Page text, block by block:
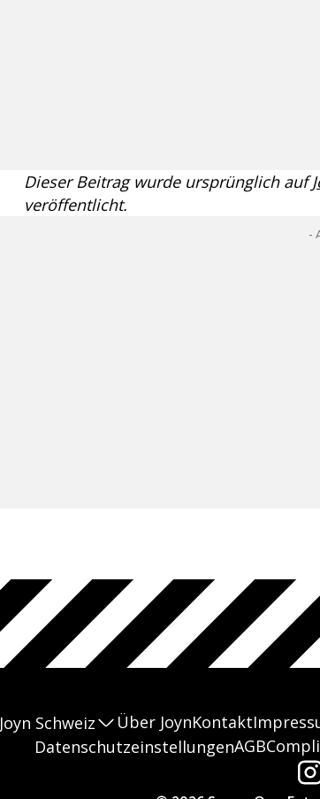
Dieser Beitrag wurde ursprünglich auf
veröffentlicht.
-
Joyn Schweiz Über JoynKontakt
DatenschutzeinstellungenAGB